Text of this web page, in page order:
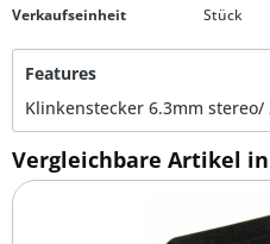
Verkaufseinheit Stück
Features
Klinkenstecker 6.3mm stereo/
Vergleichbare Artikel